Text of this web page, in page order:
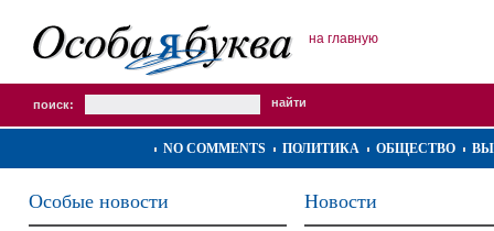
на главную
поиск:
NO COMMENTS ПОЛИТИКА ОБЩЕСТВО
Особые новости Новости